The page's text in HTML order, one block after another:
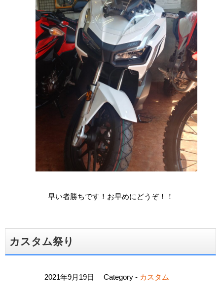
早い者勝ちです！お早めにどうぞ！！
カスタム祭り
2021年9月19日 Category - カスタム